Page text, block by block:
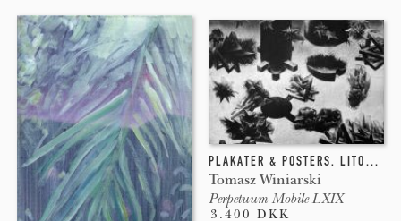
PLAKATER & POSTERS, LITOGRAFI
Tomasz Winiarski
Perpetuum Mobile LXIX
3.400 DKK